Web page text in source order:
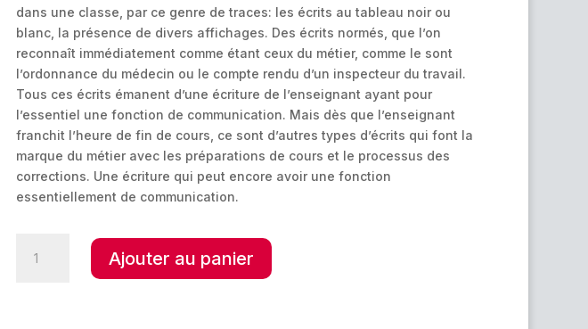
dans une classe, par ce genre de traces: les écrits au tableau noir ou
blanc, la présence de divers affichages. Des écrits normés, que l’on
reconnaît immédiatement comme étant ceux du métier, comme le sont
l’ordonnance du médecin ou le compte rendu d’un inspecteur du travail.
Tous ces écrits émanent d’une écriture de l’enseignant ayant pour
l’essentiel une fonction de communication. Mais dès que l’enseignant
franchit l’heure de fin de cours, ce sont d’autres types d’écrits qui font la
marque du métier avec les préparations de cours et le processus des
corrections. Une écriture qui peut encore avoir une fonction
essentiellement de communication.
Ajouter au panier